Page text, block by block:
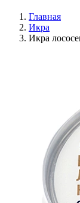
Главная
Икра
Икра